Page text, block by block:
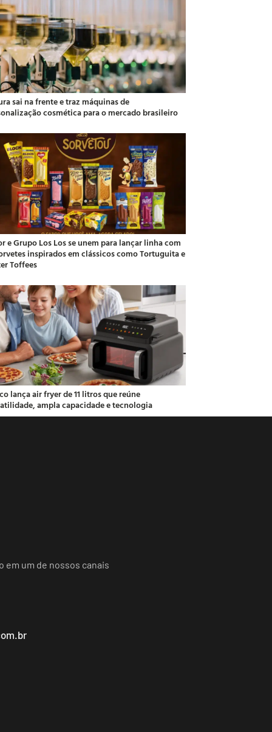
sai na frente e traz máquinas de
cosmética para o mercado brasileiro
e Grupo Los Los se unem para lançar linha com
inspirados em clássicos como Tortuguita e
Toffees
lança air fryer de 11 litros que reúne
ampla capacidade e tecnologia
um de nossos canais